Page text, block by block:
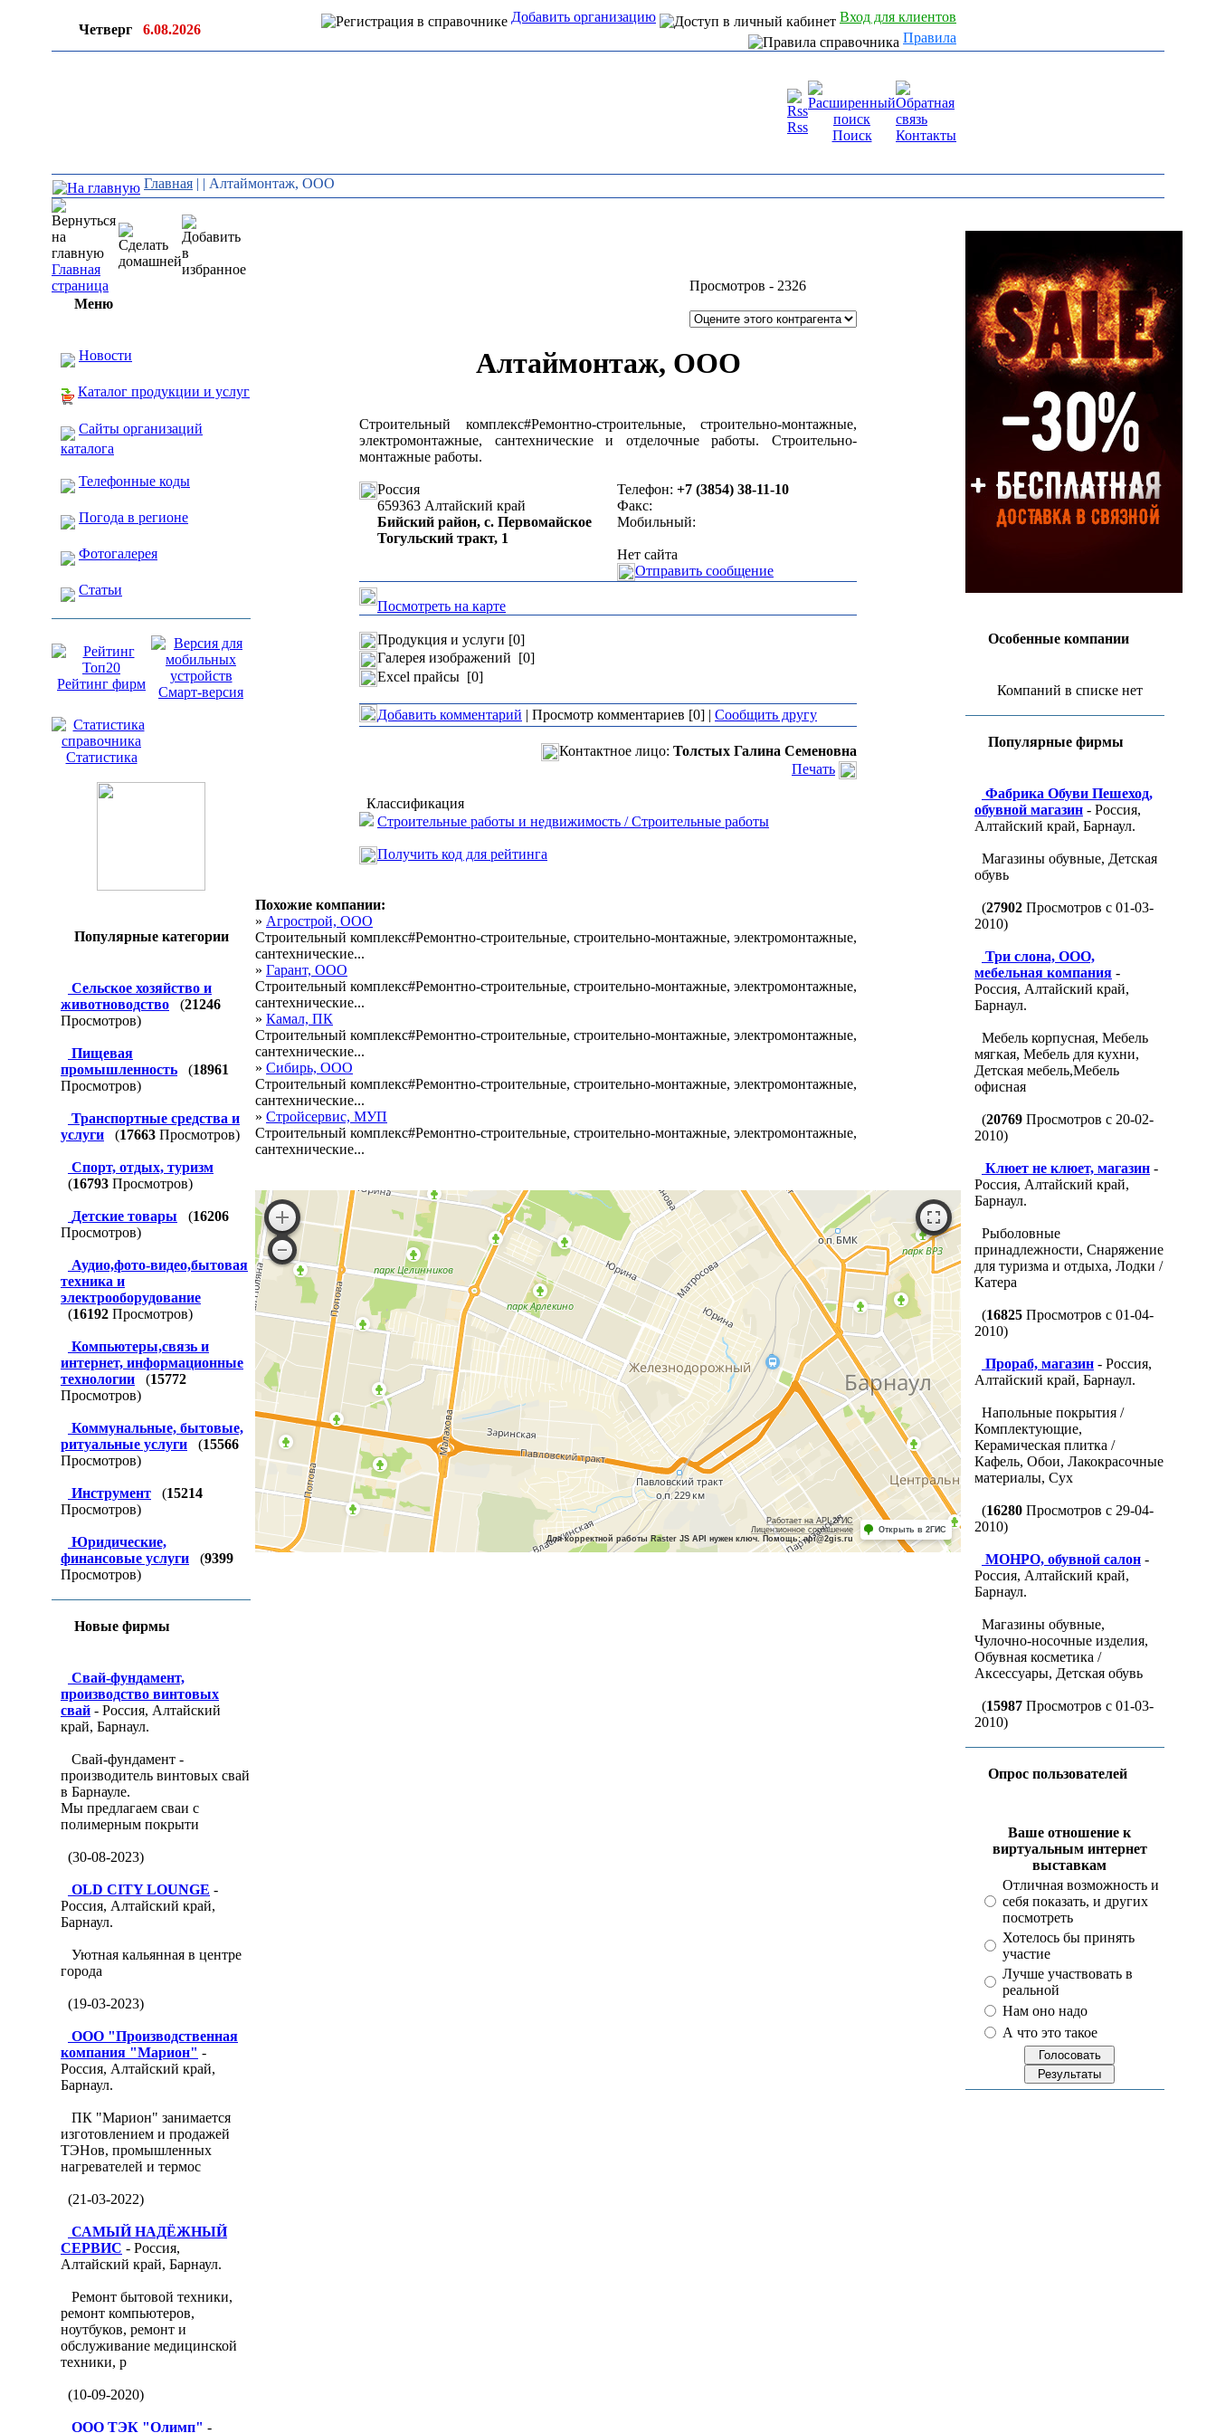
Четверг 6.08.2026
Добавить организацию
Вход для клиентов
Правила
Rss
Поиск Контакты
Главная | | Алтаймонтаж, ООО
Главная
страница
Меню
Новости
Каталог продукции и услуг
Сайты организаций
каталога
Телефонные коды
Погода в регионе
Фотогалерея
Статьи
Рейтинг фирм
Смарт-версия
Статистика
Популярные категории
Сельское хозяйство и
животноводство
(21246
Просмотров)
Пищевая
промышленность
(18961
Просмотров)
Транспортные средства и
услуги
(17663 Просмотров)
Спорт, отдых, туризм
(16793 Просмотров)
Детские товары (16206
Просмотров)
Аудио,фото-видео,бытовая
техника и
электрооборудование
(16192 Просмотров)
Компьютеры,связь и
интернет, информационные
технологии
(15772
Просмотров)
Коммунальные, бытовые,
ритуальные услуги
(15566
Просмотров)
Инструмент (15214
Просмотров)
Юридические,
финансовые услуги
(9399
Просмотров)
Новые фирмы
Свай-фундамент,
производство винтовых
свай - Россия, Алтайский
край, Барнаул.
Свай-фундамент -
производитель винтовых свай
в Барнауле.
Мы предлагаем сваи с
полимерным покрыти
(30-08-2023)
OLD CITY LOUNGE -
Россия, Алтайский край,
Барнаул.
Уютная кальянная в центре
города
(19-03-2023)
ООО "Производственная
компания "Марион" -
Россия, Алтайский край,
Барнаул.
ПК "Марион" занимается
изготовлением и продажей
ТЭНов, промышленных
нагревателей и термос
(21-03-2022)
САМЫЙ НАДЁЖНЫЙ
СЕРВИС - Россия,
Алтайский край, Барнаул.
Ремонт бытовой техники,
ремонт компьютеров,
ноутбуков, ремонт и
обслуживание медицинской
техники, р
(10-09-2020)
ООО ТЭК "Олимп" -
Просмотров - 2326
Алтаймонтаж, ООО
Строительный комплекс#Ремонтно-строительные, строительно-монтажные,
электромонтажные, сантехнические и отделочные работы. Строительно-
монтажные работы.
Россия
659363 Алтайский край
Бийский район, с. Первомайское
Тогульский тракт, 1
Телефон: +7 (3854) 38-11-10
Факс:
Мобильный:
Нет сайта
Отправить сообщение
Посмотреть на карте
Продукция и услуги [0]
Галерея изображений [0]
Excel прайсы [0]
Добавить комментарий | Просмотр комментариев [0] | Сообщить другу
Контактное лицо: Толстых Галина Семеновна
Печать
Классификация
Строительные работы и недвижимость / Строительные работы
Получить код для рейтинга
Похожие компании:
» Агрострой, ООО
Строительный комплекс#Ремонтно-строительные, строительно-монтажные, электромонтажные,
сантехнические...
» Гарант, ООО
Строительный комплекс#Ремонтно-строительные, строительно-монтажные, электромонтажные,
сантехнические...
» Камал, ПК
Строительный комплекс#Ремонтно-строительные, строительно-монтажные, электромонтажные,
сантехнические...
» Сибирь, ООО
Строительный комплекс#Ремонтно-строительные, строительно-монтажные, электромонтажные,
сантехнические...
» Стройсервис, МУП
Строительный комплекс#Ремонтно-строительные, строительно-монтажные, электромонтажные,
сантехнические...
Работает на API 2ГИС
Лицензионное соглашение
Для корректной работы Raster JS API нужен ключ. Помощь: api@2gis.ru
Открыть в 2ГИС
Особенные компании
Компаний в списке нет
Популярные фирмы
Фабрика Обуви Пешеход,
обувной магазин - Россия,
Алтайский край, Барнаул.
Магазины обувные, Детская
обувь
(27902 Просмотров с 01-03-
2010)
Три слона, ООО,
мебельная компания -
Россия, Алтайский край,
Барнаул.
Мебель корпусная, Мебель
мягкая, Мебель для кухни,
Детская мебель,Мебель
офисная
(20769 Просмотров с 20-02-
2010)
Клюет не клюет, магазин -
Россия, Алтайский край,
Барнаул.
Рыболовные
принадлежности, Снаряжение
для туризма и отдыха, Лодки /
Катера
(16825 Просмотров с 01-04-
2010)
Прораб, магазин - Россия,
Алтайский край, Барнаул.
Напольные покрытия /
Комплектующие,
Керамическая плитка /
Кафель, Обои, Лакокрасочные
материалы, Сух
(16280 Просмотров с 29-04-
2010)
МОНРО, обувной салон -
Россия, Алтайский край,
Барнаул.
Магазины обувные,
Чулочно-носочные изделия,
Обувная косметика /
Аксессуары, Детская обувь
(15987 Просмотров с 01-03-
2010)
Опрос пользователей
Ваше отношение к
виртуальным интернет
выставкам
Отличная возможность и
себя показать, и других
посмотреть
Хотелось бы принять
участие
Лучше участвовать в
реальной
Нам оно надо
А что это такое